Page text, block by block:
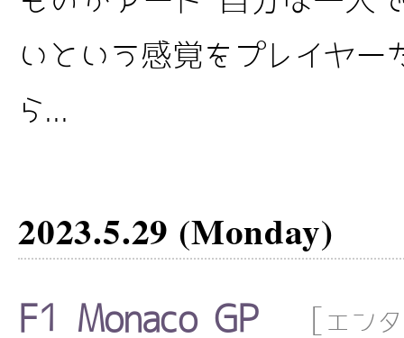
いという感覚をプレイヤ
ら...
2023.5.29 (Monday)
F1 Monaco GP エン